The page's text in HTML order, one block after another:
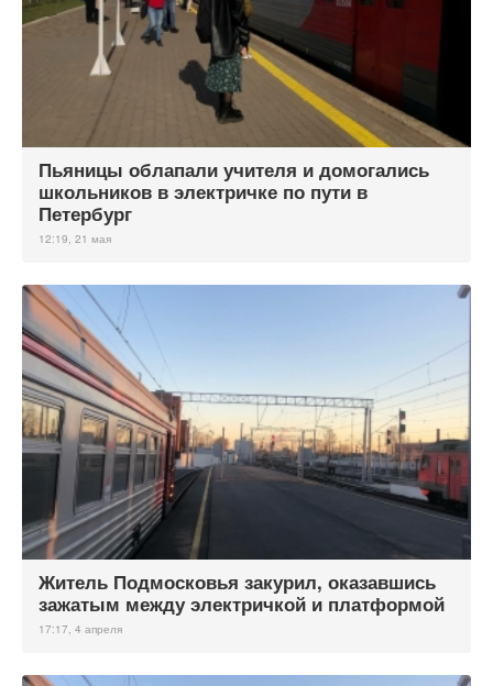
Пьяницы облапали учителя и домогались
школьников в электричке по пути в
Петербург
12:19, 21 мая
Житель Подмосковья закурил, оказавшись
зажатым между электричкой и платформой
17:17, 4 апреля